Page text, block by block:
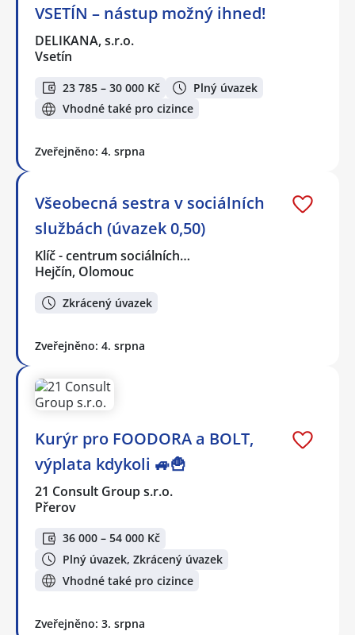
VSETÍN – nástup možný ihned!
DELIKANA, s.r.o.
Vsetín
23 785 – 30 000 Kč
Plný úvazek
Vhodné také pro cizince
Zveřejněno: 4. srpna
Všeobecná sestra v sociálních
službách (úvazek 0,50)
Klíč - centrum sociálních…
Hejčín, Olomouc
Zkrácený úvazek
Zveřejněno: 4. srpna
Kurýr pro FOODORA a BOLT,
výplata kdykoli 🚙🍟
21 Consult Group s.r.o.
Přerov
36 000 – 54 000 Kč
Plný úvazek, Zkrácený úvazek
Vhodné také pro cizince
Zveřejněno: 3. srpna